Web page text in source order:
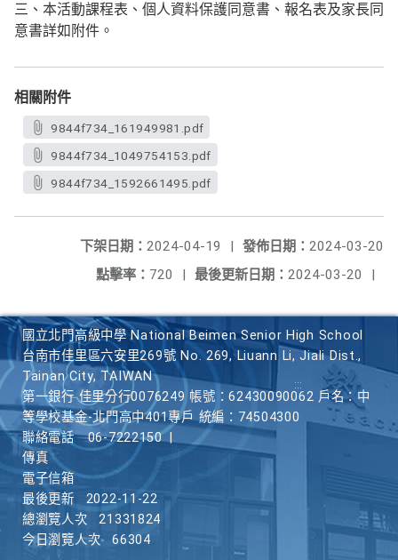
三、本活動課程表、個人資料保護同意書、報名表及家長同
意書詳如附件。
相關附件
9844f734_161949981.pdf
9844f734_1049754153.pdf
9844f734_1592661495.pdf
發佈日期： 2024-03-20
下架日期： 2024-04-19
|
最後更新日期： 2024-03-20 |
點擊率： 720 |
國立北門高級中學 National Beimen Senior High School
台南市佳里區六安里269號 No. 269, Liuann Li, Jiali Dist.,
Tainan City, TAIWAN
第一銀行 佳里分行0076249 帳號：62430090062 戶名：中
等學校基金-北門高中401專戶 統編：74504300
聯絡電話
06-7222150
傳真
電子信箱
最後更新
2022-11-22
總瀏覽人次
21331824
今日瀏覽人次
66304